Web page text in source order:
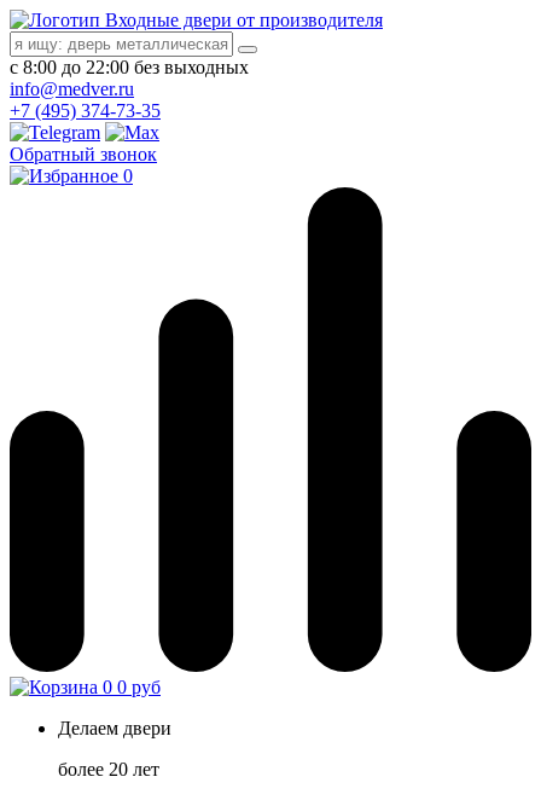
Входные двери от производителя
с 8:00 до 22:00 без выходных
info@medver.ru
+7 (495) 374-73-35
Обратный звонок
0
0 0 руб
Делаем двери
более 20 лет